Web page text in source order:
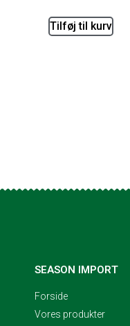
Tilføj til kurv
SEASON IMPORT
Forside
Vores produkter